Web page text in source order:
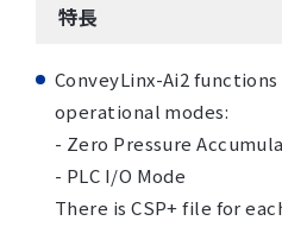
特長
ConveyLinx-Ai2
operational modes:
- Zero Pressure
- PLC I/O Mode
There is CSP+ file for